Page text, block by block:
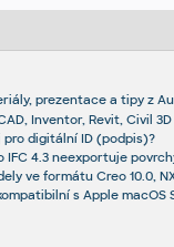
prezentace a tipy z
Inventor, Revit, Civil
digitální ID (podpis)?
IFC 4.3 neexportuje
ve formátu Creo 10.0,
s Apple macOS